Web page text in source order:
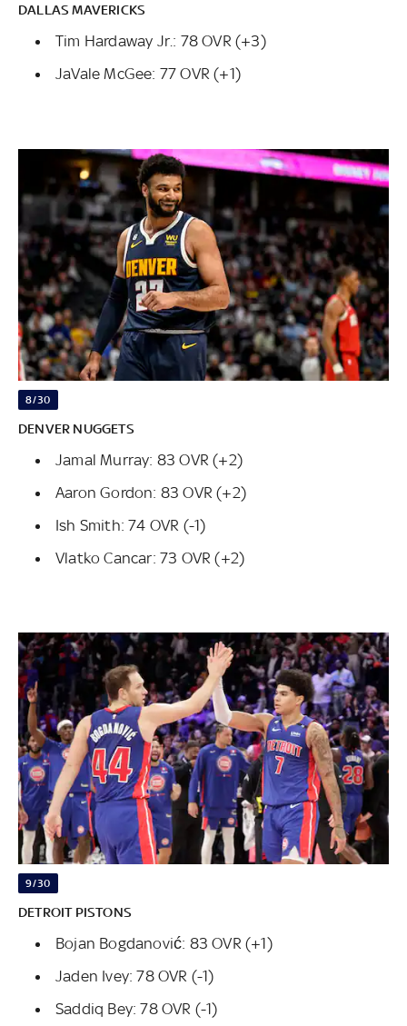
DALLAS MAVERICKS
Tim Hardaway Jr.: 78 OVR (+3)
JaVale McGee: 77 OVR (+1)
8/30
DENVER NUGGETS
Jamal Murray: 83 OVR (+2)
Aaron Gordon: 83 OVR (+2)
Ish Smith: 74 OVR (-1)
Vlatko Cancar: 73 OVR (+2)
9/30
DETROIT PISTONS
Bojan Bogdanović: 83 OVR (+1)
Jaden Ivey: 78 OVR (-1)
Saddiq Bey: 78 OVR (-1)